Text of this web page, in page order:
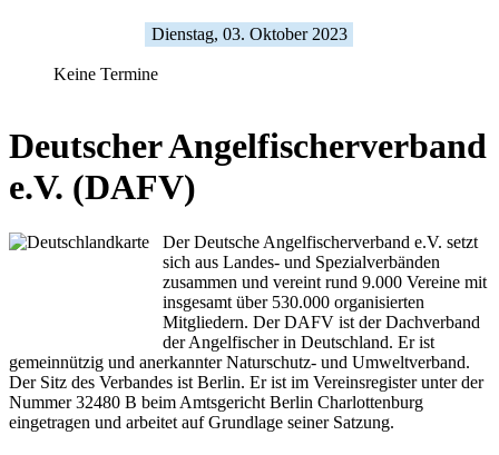
Dienstag, 03. Oktober 2023
Keine Termine
Deutscher Angelfischerverband
e.V. (DAFV)
Der Deutsche Angelfischerverband e.V. setzt
sich aus Landes- und Spezialverbänden
zusammen und vereint rund 9.000 Vereine mit
insgesamt über 530.000 organisierten
Mitgliedern. Der DAFV ist der Dachverband
der Angelfischer in Deutschland. Er ist
gemeinnützig und anerkannter Naturschutz- und Umweltverband.
Der Sitz des Verbandes ist Berlin. Er ist im Vereinsregister unter der
Nummer 32480 B beim Amtsgericht Berlin Charlottenburg
eingetragen und arbeitet auf Grundlage seiner Satzung.